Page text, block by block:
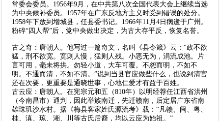
常委会委员。1956年9月，在中共第八次全国代表大会上继续当选
为中央候补委员。1957年在广东反地方主义时受到错误的处分。
1958年下放到增城县，任县委书记。1966年11月4日病逝于广州。
粉碎“四人帮”后，党中央做出决定，为古大存平反，恢复名誉。
古之奇：唐朝人。他写过一篇奇文，名叫《县令箴》云：“政不欲
猛，刑不欲宽。宽则人慢，猛则人残。小恶无为，涓流成池。片
言可用，毫未将拱。勿轻小道，大车可覆。不恕而明，不如不
明。不通而清，不如不清。”说到当县官应做些什么，也说到清官
还在次要，更重要是通晓世事，心地仁爱才有益于百姓。
古云应：唐朝人。在宪宗元和五（810年）以明经荐任江西省洪州
（今南昌市）通判，因此举族南迁，先迁赣南，后定居广东省南
雄珠玑沙水村。据《梅县客家姓氏源流考》载：“凡赣、闽、粤、
桂、滇、琼、湘、川等古氏后裔，均以云应为始祖。”